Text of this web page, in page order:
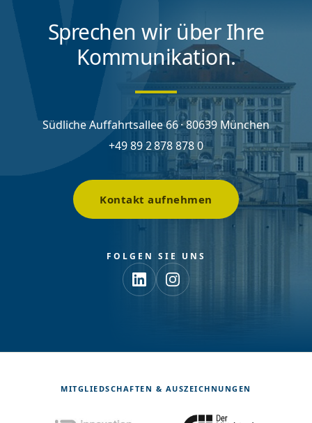
Sprechen wir über Ihre
Kommunikation.
Südliche Auffahrtsallee 66 · 80639 München
+49 89 2 878 878 0
Kontakt aufnehmen
FOLGEN SIE UNS
MITGLIEDSCHAFTEN & AUSZEICHNUNGEN